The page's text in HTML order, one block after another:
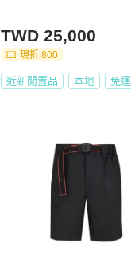
TWD 25,000
現折 800
近新閒置品 本地 免運